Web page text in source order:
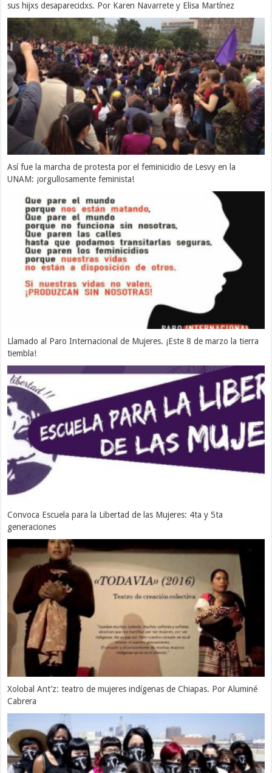
sus hijxs desaparecidxs. Por Karen Navarrete y Elisa Martínez
Así fue la marcha de protesta por el feminicidio de Lesvy en la
UNAM: ¡orgullosamente feminista!
Llamado al Paro Internacional de Mujeres. ¡Este 8 de marzo la tierra
tiembla!
Convoca Escuela para la Libertad de las Mujeres: 4ta y 5ta
generaciones
Xolobal Ant’z: teatro de mujeres indígenas de Chiapas. Por Aluminé
Cabrera